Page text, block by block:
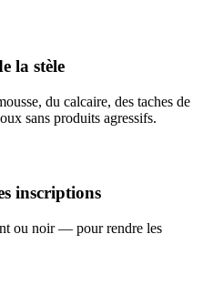
la stèle
du calcaire, des taches de
sans produits agressifs.
inscriptions
ou noir — pour rendre les